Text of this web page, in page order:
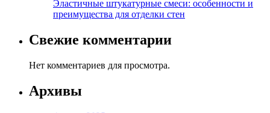
Эластичные штукатурные смеси: особенности и
преимущества для отделки стен
Свежие комментарии
Нет комментариев для просмотра.
Архивы